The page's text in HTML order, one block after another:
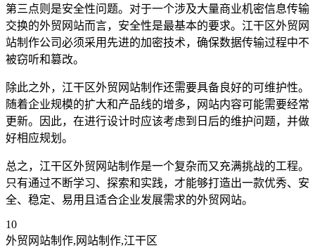
第三点则是安全性问题。对于一个涉及大量商业机密信息传输
交换的外贸网站而言，安全性是最基本的要求。江干区外贸网
站制作公司必须采用先进的加密技术，确保数据传输过程中不
被窃听和篡改。
除此之外，江干区外贸网站制作还需要具备良好的可维护性。
随着企业规模的扩大和产品线的增多，网站内容可能需要经常
更新。因此，在进行设计时应该考虑到日后的维护问题，并做
好相应规划。
总之，江干区外贸网站制作是一个复杂而又充满挑战的工程。
只有通过不断学习、探索和实践，才能够打造出一款优秀、安
全、稳定、易用且适合企业发展需求的外贸网站。
10
外贸网站制作,网站制作,江干区